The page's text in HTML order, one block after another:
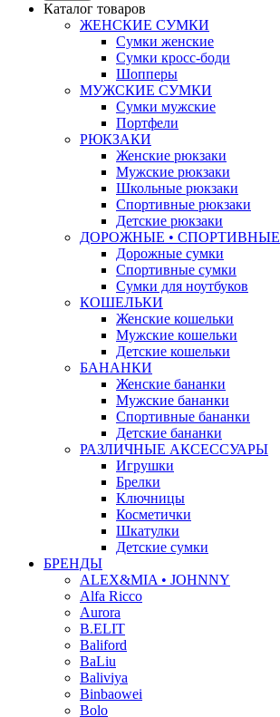
Каталог товаров
ЖЕНСКИЕ СУМКИ
Сумки женские
Сумки кросс-боди
Шопперы
МУЖСКИЕ СУМКИ
Сумки мужские
Портфели
РЮКЗАКИ
Женские рюкзаки
Мужские рюкзаки
Школьные рюкзаки
Спортивные рюкзаки
Детские рюкзаки
ДОРОЖНЫЕ • СПОРТИВНЫЕ
Дорожные сумки
Спортивные сумки
Сумки для ноутбуков
КОШЕЛЬКИ
Женские кошельки
Мужские кошельки
Детские кошельки
БАНАНКИ
Женские бананки
Мужские бананки
Спортивные бананки
Детские бананки
РАЗЛИЧНЫЕ АКСЕССУАРЫ
Игрушки
Брелки
Ключницы
Косметички
Шкатулки
Детские сумки
БРЕНДЫ
ALEX&MIA • JOHNNY
Alfa Ricco
Aurora
B.ELIT
Baliford
BaLiu
Baliviya
Binbaowei
Bolo